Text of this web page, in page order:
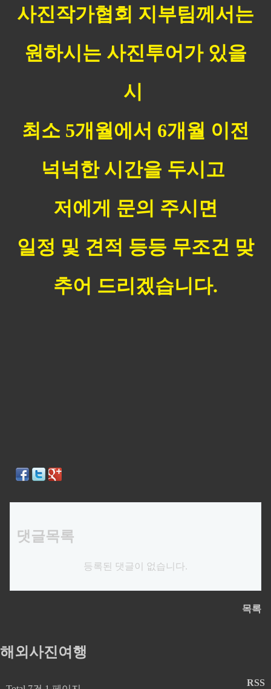
사진작가협회 지부팀께서는
원하시는 사진투어가 있을
시
최소 5개월에서 6개월 이전
넉넉한 시간을 두시고
저에게 문의 주시면
일정 및 견적 등등 무조건 맞
추어 드리겠습니다.
댓글목록
등록된 댓글이 없습니다.
목록
해외사진여행
RSS